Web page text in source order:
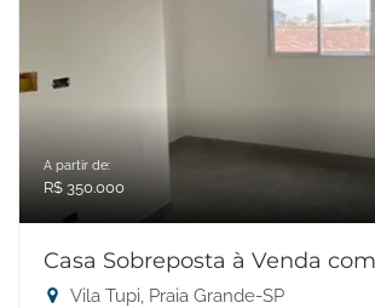
A partir de:
R$ 350.000
Casa Sobreposta à Venda
Vila Tupi, Praia Grande-SP